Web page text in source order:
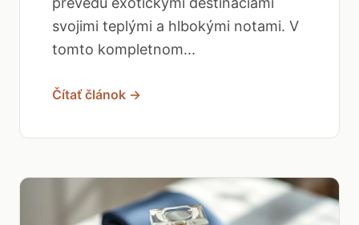
svojimi teplými a hlbokými notami. V
tomto kompletnom...
Čítať článok →